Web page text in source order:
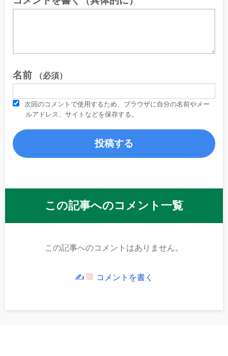
名前 （必須）
次回のコメントで使用するため、ブラウザに自分の名前やメー
ルアドレス、サイトなどを保存する。
この記事へのコメント一覧
この記事へのコメントはありません。
✍ コメントを書く